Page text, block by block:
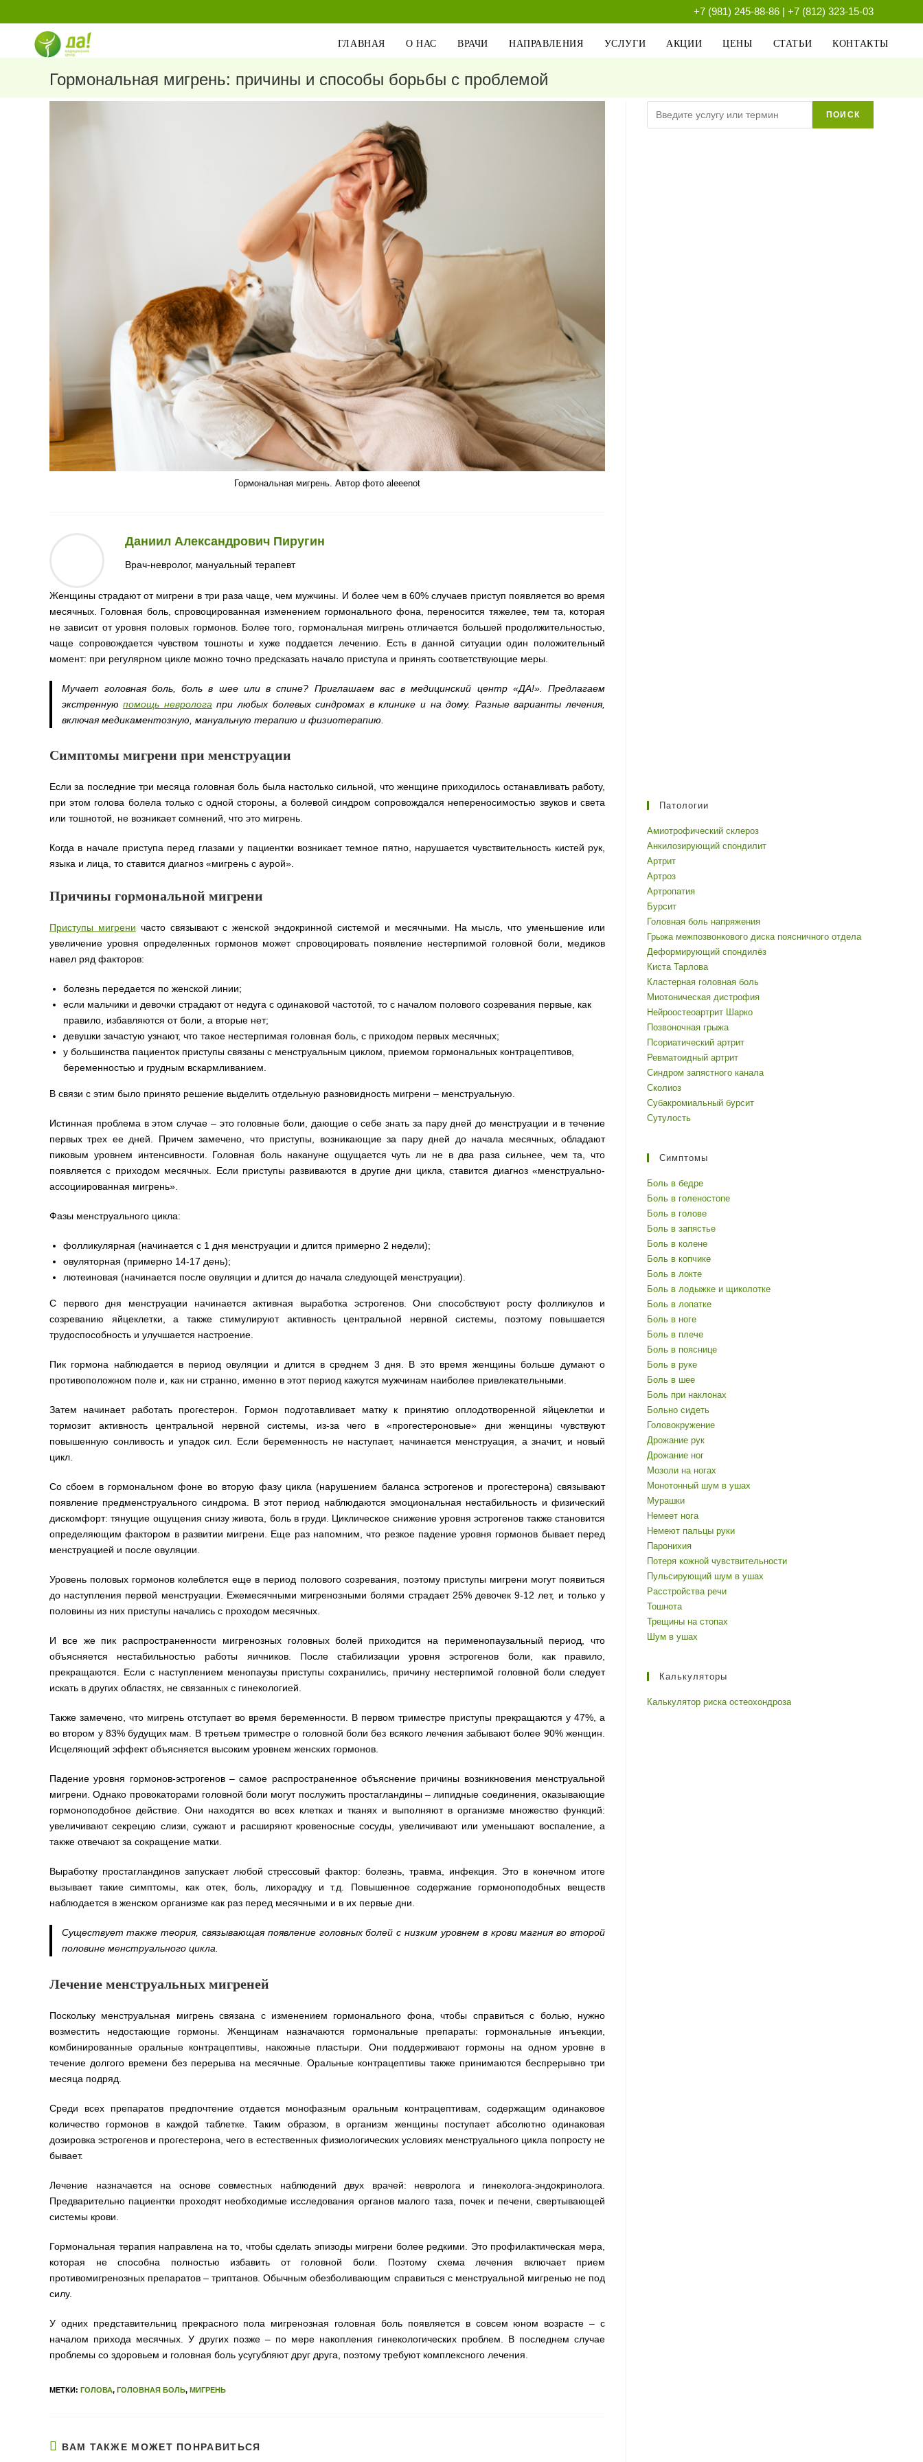
к
содержимому
+7 (981) 245-88-86 | +7 (812) 323-15-03
ГЛАВНАЯ О НАС ВРАЧИ НАПРАВЛЕНИЯ УСЛУГИ АКЦИИ ЦЕНЫ СТАТЬИ КОНТАКТЫ
Гормональная мигрень: причины и способы борьбы с проблемой
Гормональная мигрень. Автор фото aleeenot
Даниил Александрович Пиругин
Врач-невролог, мануальный терапевт
Женщины страдают от мигрени в три раза чаще, чем мужчины. И более чем в 60% случаев приступ появляется во время
месячных. Головная боль, спровоцированная изменением гормонального фона, переносится тяжелее, тем та, которая
не зависит от уровня половых гормонов. Более того, гормональная мигрень отличается большей продолжительностью,
чаще сопровождается чувством тошноты и хуже поддается лечению. Есть в данной ситуации один положительный
момент: при регулярном цикле можно точно предсказать начало приступа и принять соответствующие меры.
Мучает головная боль, боль в шее или в спине? Приглашаем вас в медицинский центр «ДА!». Предлагаем
экстреннуюпомощь невролога при любых болевых синдромах в клинике и на дому. Разные варианты лечения,
включая медикаментозную, мануальную терапию и физиотерапию.
Симптомы мигрени при менструации
Если за последние три месяца головная боль была настолько сильной, что женщине приходилось останавливать работу,
при этом голова болела только с одной стороны, а болевой синдром сопровождался непереносимостью звуков и света
или тошнотой, не возникает сомнений, что это мигрень.
Когда в начале приступа перед глазами у пациентки возникает темное пятно, нарушается чувствительность кистей рук,
языка и лица, то ставится диагноз «мигрень с аурой».
Причины гормональной мигрени
Приступы мигрени часто связывают с женской эндокринной системой и месячными. На мысль, что уменьшение или
увеличение уровня определенных гормонов может спровоцировать появление нестерпимой головной боли, медиков
навел ряд факторов:
болезнь передается по женской линии;
если мальчики и девочки страдают от недуга с одинаковой частотой, то с началом полового созревания первые, как
правило, избавляются от боли, а вторые нет;
девушки зачастую узнают, что такое нестерпимая головная боль, с приходом первых месячных;
у большинства пациенток приступы связаны с менструальным циклом, приемом гормональных контрацептивов,
беременностью и грудным вскармливанием.
В связи с этим было принято решение выделить отдельную разновидность мигрени – менструальную.
Истинная проблема в этом случае – это головные боли, дающие о себе знать за пару дней до менструации и в течение
первых трех ее дней. Причем замечено, что приступы, возникающие за пару дней до начала месячных, обладают
пиковым уровнем интенсивности. Головная боль накануне ощущается чуть ли не в два раза сильнее, чем та, что
появляется с приходом месячных. Если приступы развиваются в другие дни цикла, ставится диагноз «менструально-
ассоциированная мигрень».
Фазы менструального цикла:
фолликулярная (начинается с 1 дня менструации и длится примерно 2 недели);
овуляторная (примерно 14-17 день);
лютеиновая (начинается после овуляции и длится до начала следующей менструации).
С первого дня менструации начинается активная выработка эстрогенов. Они способствуют росту фолликулов и
созреванию яйцеклетки, а также стимулируют активность центральной нервной системы, поэтому повышается
трудоспособность и улучшается настроение.
Пик гормона наблюдается в период овуляции и длится в среднем 3 дня. В это время женщины больше думают о
противоположном поле и, как ни странно, именно в этот период кажутся мужчинам наиболее привлекательными.
Затем начинает работать прогестерон. Гормон подготавливает матку к принятию оплодотворенной яйцеклетки и
тормозит активность центральной нервной системы, из-за чего в «прогестероновые» дни женщины чувствуют
повышенную сонливость и упадок сил. Если беременность не наступает, начинается менструация, а значит, и новый
цикл.
Со сбоем в гормональном фоне во вторую фазу цикла (нарушением баланса эстрогенов и прогестерона) связывают
появление предменструального синдрома. В этот период наблюдаются эмоциональная нестабильность и физический
дискомфорт: тянущие ощущения снизу живота, боль в груди. Циклическое снижение уровня эстрогенов также становится
определяющим фактором в развитии мигрени. Еще раз напомним, что резкое падение уровня гормонов бывает перед
менструацией и после овуляции.
Уровень половых гормонов колеблется еще в период полового созревания, поэтому приступы мигрени могут появиться
до наступления первой менструации. Ежемесячными мигренозными болями страдает 25% девочек 9-12 лет, и только у
половины из них приступы начались с проходом месячных.
И все же пик распространенности мигренозных головных болей приходится на перименопаузальный период, что
объясняется нестабильностью работы яичников. После стабилизации уровня эстрогенов боли, как правило,
прекращаются. Если с наступлением менопаузы приступы сохранились, причину нестерпимой головной боли следует
искать в других областях, не связанных с гинекологией.
Также замечено, что мигрень отступает во время беременности. В первом триместре приступы прекращаются у 47%, а
во втором у 83% будущих мам. В третьем триместре о головной боли без всякого лечения забывают более 90% женщин.
Исцеляющий эффект объясняется высоким уровнем женских гормонов.
Падение уровня гормонов-эстрогенов – самое распространенное объяснение причины возникновения менструальной
мигрени. Однако провокаторами головной боли могут послужить простагландины – липидные соединения, оказывающие
гормоноподобное действие. Они находятся во всех клетках и тканях и выполняют в организме множество функций:
увеличивают секрецию слизи, сужают и расширяют кровеносные сосуды, увеличивают или уменьшают воспаление, а
также отвечают за сокращение матки.
Выработку простагландинов запускает любой стрессовый фактор: болезнь, травма, инфекция. Это в конечном итоге
вызывает такие симптомы, как отек, боль, лихорадку и т.д. Повышенное содержание гормоноподобных веществ
наблюдается в женском организме как раз перед месячными и в их первые дни.
Существует также теория, связывающая появление головных болей с низким уровнем в крови магния во второй
половине менструального цикла.
Лечение менструальных мигреней
Поскольку менструальная мигрень связана с изменением гормонального фона, чтобы справиться с болью, нужно
возместить недостающие гормоны. Женщинам назначаются гормональные препараты: гормональные инъекции,
комбинированные оральные контрацептивы, накожные пластыри. Они поддерживают гормоны на одном уровне в
течение долгого времени без перерыва на месячные. Оральные контрацептивы также принимаются беспрерывно три
месяца подряд.
Среди всех препаратов предпочтение отдается монофазным оральным контрацептивам, содержащим одинаковое
количество гормонов в каждой таблетке. Таким образом, в организм женщины поступает абсолютно одинаковая
дозировка эстрогенов и прогестерона, чего в естественных физиологических условиях менструального цикла попросту не
бывает.
Лечение назначается на основе совместных наблюдений двух врачей: невролога и гинеколога-эндокринолога.
Предварительно пациентки проходят необходимые исследования органов малого таза, почек и печени, свертывающей
системы крови.
Гормональная терапия направлена на то, чтобы сделать эпизоды мигрени более редкими. Это профилактическая мера,
которая не способна полностью избавить от головной боли. Поэтому схема лечения включает прием
противомигренозных препаратов – триптанов. Обычным обезболивающим справиться с менструальной мигренью не под
силу.
У одних представительниц прекрасного пола мигренозная головная боль появляется в совсем юном возрасте – с
началом прихода месячных. У других позже – по мере накопления гинекологических проблем. В последнем случае
проблемы со здоровьем и головная боль усугубляют друг друга, поэтому требуют комплексного лечения.
МЕТКИ: ГОЛОВА, ГОЛОВНАЯ БОЛЬ, МИГРЕНЬ
ВАМ ТАКЖЕ МОЖЕТ ПОНРАВИТЬСЯ
ПОИСК
Патологии
Амиотрофический склероз
Анкилозирующий спондилит
Артрит
Артроз
Артропатия
Бурсит
Головная боль напряжения
Грыжа межпозвонкового диска поясничного отдела
Деформирующий спондилёз
Киста Тарлова
Кластерная головная боль
Миотоническая дистрофия
Нейроостеоартрит Шарко
Позвоночная грыжа
Псориатический артрит
Ревматоидный артрит
Синдром запястного канала
Сколиоз
Субакромиальный бурсит
Сутулость
Симптомы
Боль в бедре
Боль в голеностопе
Боль в голове
Боль в запястье
Боль в колене
Боль в копчике
Боль в локте
Боль в лодыжке и щиколотке
Боль в лопатке
Боль в ноге
Боль в плече
Боль в пояснице
Боль в руке
Боль в шее
Боль при наклонах
Больно сидеть
Головокружение
Дрожание рук
Дрожание ног
Мозоли на ногах
Монотонный шум в ушах
Мурашки
Немеет нога
Немеют пальцы руки
Паронихия
Потеря кожной чувствительности
Пульсирующий шум в ушах
Расстройства речи
Тошнота
Трещины на стопах
Шум в ушах
Калькуляторы
Калькулятор риска остеохондроза